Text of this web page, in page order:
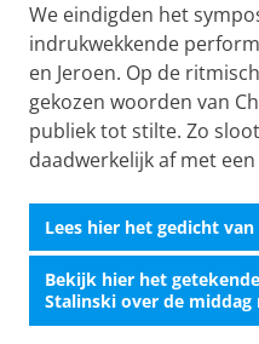
We eindigden het
indrukwekkende
en Jeroen. Op de
gekozen woorden van
publiek tot stilte. Zo
daadwerkelijk af met
Lees hier het gedicht
Bekijk hier het
Stalinski over de middag